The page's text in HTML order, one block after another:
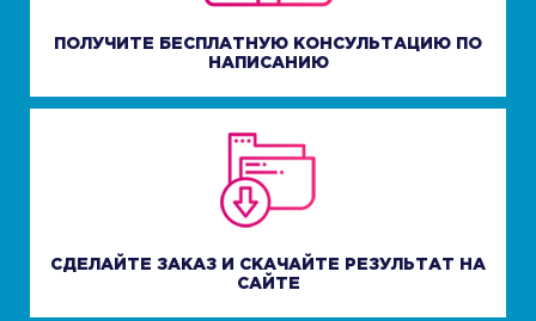
ПОЛУЧИТЕ БЕСПЛАТНУЮ КОНСУЛЬТАЦИЮ ПО
НАПИСАНИЮ
СДЕЛАЙТЕ ЗАКАЗ И СКАЧАЙТЕ РЕЗУЛЬТАТ НА
САЙТЕ